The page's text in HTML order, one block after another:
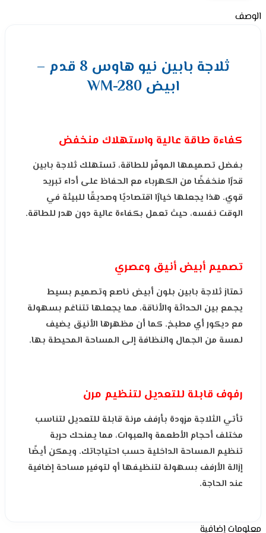
الوصف
ثلاجة بابين نيو هاوس 8 قدم –
ابيض WM-280
كفاءة طاقة عالية واستهلاك منخفض
بفضل تصميمها الموفّر للطاقة، تستهلك ثلاجة بابين
قدرًا منخفضًا من الكهرباء مع الحفاظ على أداء تبريد
قوي. هذا يجعلها خيارًا اقتصاديًا وصديقًا للبيئة في
الوقت نفسه، حيث تعمل بكفاءة عالية دون هدر للطاقة.
تصميم أبيض أنيق وعصري
تمتاز ثلاجة بابين بلون أبيض ناصع وتصميم بسيط
يجمع بين الحداثة والأناقة، مما يجعلها تتناغم بسهولة
مع ديكور أي مطبخ. كما أن مظهرها الأنيق يضيف
لمسة من الجمال والنظافة إلى المساحة المحيطة بها.
رفوف قابلة للتعديل لتنظيم مرن
تأتي الثلاجة مزودة بأرفف مرنة قابلة للتعديل لتناسب
مختلف أحجام الأطعمة والعبوات، مما يمنحك حرية
تنظيم المساحة الداخلية حسب احتياجاتك. ويمكن أيضًا
إزالة الأرفف بسهولة لتنظيفها أو لتوفير مساحة إضافية
عند الحاجة.
معلومات إضافية